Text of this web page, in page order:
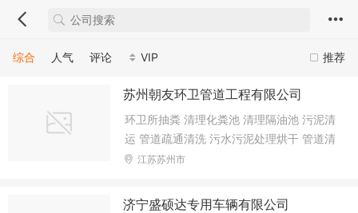
推荐
综合 人气 评论 VIP
苏州朝友环卫管道工程有限公司
环卫所抽粪 清理化粪池 清理隔油池 污泥清
运 管道疏通清洗 污水污泥处理烘干 管道清
淤疏通 下水道查漏 管道CCTV机器人检测
绿化养护 路面洒水降尘 防水补漏
江苏苏州市
济宁盛硕达专用车辆有限公司